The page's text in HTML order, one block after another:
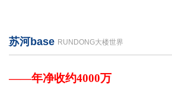
苏河base RUNDONG大楼世界
——年净收约4000万